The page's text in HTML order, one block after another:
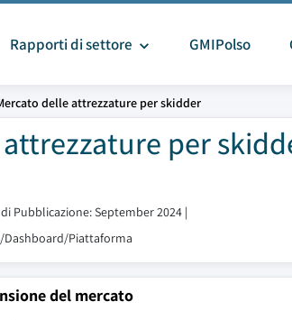
Rapporti di settore GMIPolso
delle attrezzature per skidder
per
Pubblicazione: September 2024 |
Dashboard/Piattaforma
del mercato